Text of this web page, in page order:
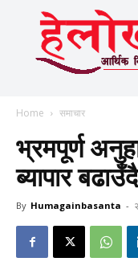
Home समाचार
भ्रमपूर्ण
ब्यापार
By Humagainbasanta -